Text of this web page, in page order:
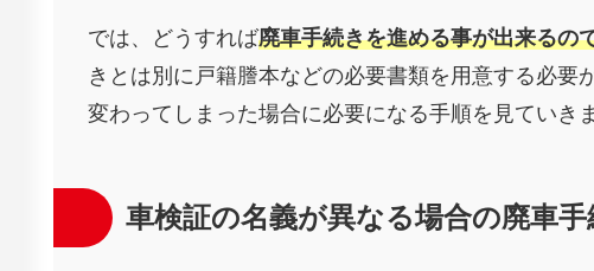
では、どうすれば廃車手続きを進める事が出来るの
きとは別に戸籍謄本などの必要書類を用意する必
変わってしまった場合に必要になる手順を見ていき
車検証の名義が異なる場合の廃車手